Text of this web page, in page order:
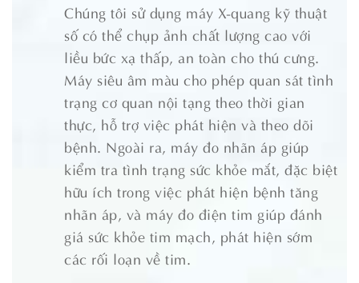
Chúng tôi sử dụng máy X-quang kỹ thuật
số có thể chụp ảnh chất lượng cao với
liều bức xạ thấp, an toàn cho thú cưng.
Máy siêu âm màu cho phép quan sát tình
trạng cơ quan nội tạng theo thời gian
thực, hỗ trợ việc phát hiện và theo dõi
bệnh. Ngoài ra, máy đo nhãn áp giúp
kiểm tra tình trạng sức khỏe mắt, đặc biệt
hữu ích trong việc phát hiện bệnh tăng
nhãn áp, và máy đo điện tim giúp đánh
giá sức khỏe tim mạch, phát hiện sớm
các rối loạn về tim.